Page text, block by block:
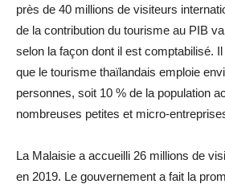
près de 40 millions de visiteurs
de la contribution du tourisme au PIB
selon la façon dont il est comptabilisé.
que le tourisme thaïlandais emploie
personnes, soit 10 % de la population
nombreuses petites et micro-
La Malaisie a accueilli 26 millions de
en 2019. Le gouvernement a fait la